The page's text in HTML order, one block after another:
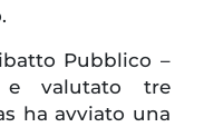
Pubblico –
e valutato tre
ha avviato una